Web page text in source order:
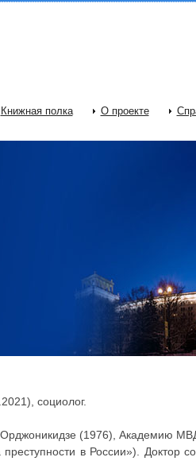
Книжная полка О проекте
социолог.
Орджоникидзе (1976), Академию
в России»). Доктор